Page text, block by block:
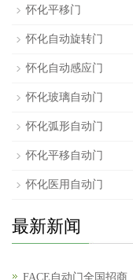
怀化平移门
怀化自动旋转门
怀化自动感应门
怀化玻璃自动门
怀化弧形自动门
怀化平移自动门
怀化医用自动门
最新新闻
FACE自动门全国招商